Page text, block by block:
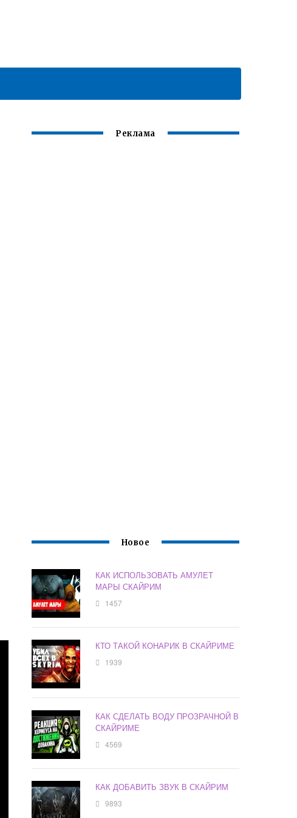
Реклама
Новое
КАК ИСПОЛЬЗОВАТЬ АМУЛЕТ
МАРЫ СКАЙРИМ
1457
КТО ТАКОЙ КОНАРИК В СКАЙРИМЕ
1939
КАК СДЕЛАТЬ ВОДУ ПРОЗРАЧНОЙ В
СКАЙРИМЕ
4569
КАК ДОБАВИТЬ ЗВУК В СКАЙРИМ
9893